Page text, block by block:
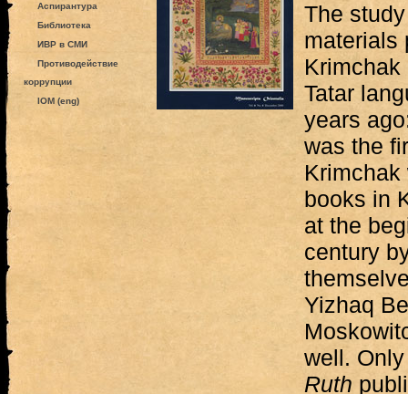
Аспирантура
Библиотека
ИВР в СМИ
Противодействие
коррупции
IOM (eng)
The
materials
Krimchak
Tatar
years
was the
Krimchak
books in
at the
century
Yizhaq
well.
Ruth